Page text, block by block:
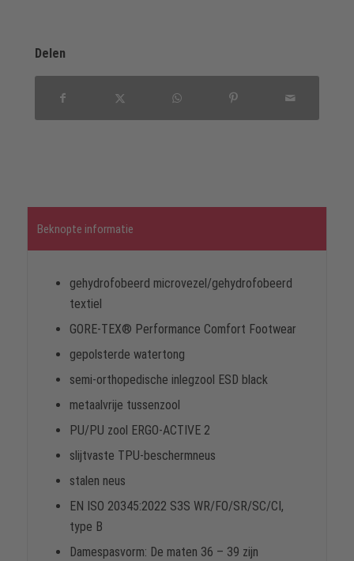
Delen
Beknopte informatie
gehydrofobeerd microvezel/gehydrofobeerd
textiel
GORE-TEX® Performance Comfort Footwear
gepolsterde watertong
semi-orthopedische inlegzool ESD black
metaalvrije tussenzool
PU/PU zool ERGO-ACTIVE 2
slijtvaste TPU-beschermneus
stalen neus
EN ISO 20345:2022 S3S WR/FO/SR/SC/CI,
type B
Damespasvorm: De maten 36 – 39 zijn